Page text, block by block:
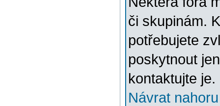
či skupinám.
potřebujete
poskytnout
kontaktujte je.
Návrat nahoru